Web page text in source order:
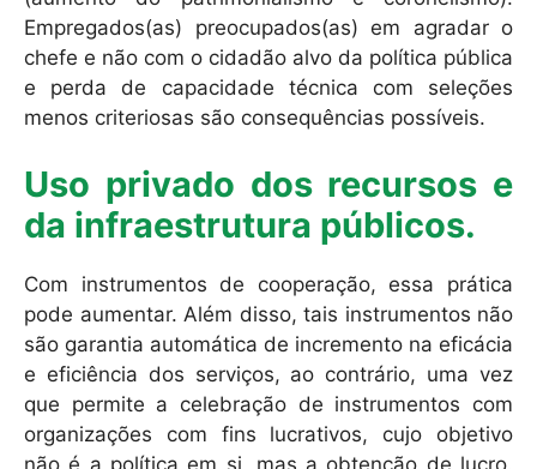
Empregados(as) preocupados(as) em agradar o
chefe e não com o cidadão alvo da política pública
e perda de capacidade técnica com seleções
menos criteriosas são consequências possíveis.
Uso privado dos recursos e
da infraestrutura públicos.
Com instrumentos de cooperação, essa prática
pode aumentar. Além disso, tais instrumentos não
são garantia automática de incremento na eficácia
e eficiência dos serviços, ao contrário, uma vez
que permite a celebração de instrumentos com
organizações com fins lucrativos, cujo objetivo
não é a política em si, mas a obtenção de lucro.